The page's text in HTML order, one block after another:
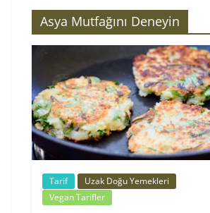
Asya Mutfağını Deneyin
Tarif
Uzak Doğu Yemekleri
Vegan Tarifler